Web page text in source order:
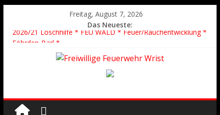
Freitag, August 7, 2026
Das Neueste:
2026/21 Löschhilfe * FEU WALD * Feuer/Rauchentwicklung *
2026/24 * TH G Y * PKW überschlagen *
2026/23 TH K Y * Person in festsitzendem Aufzug *
2026/22 TH Y * VU * 1 Person klemmt * Hingstheide